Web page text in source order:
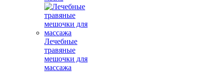
Лечебные
травяные
мешочки для
массажа